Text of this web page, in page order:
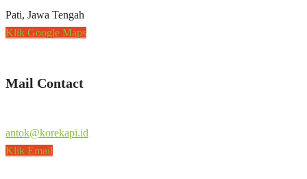
Pati, Jawa Tengah
Klik Google Maps
Mail Contact
antok@korekapi.id
Klik Email